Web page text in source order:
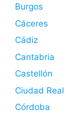
Burgos
Cáceres
Cádiz
Cantabria
Castellón
Ciudad Real
Córdoba